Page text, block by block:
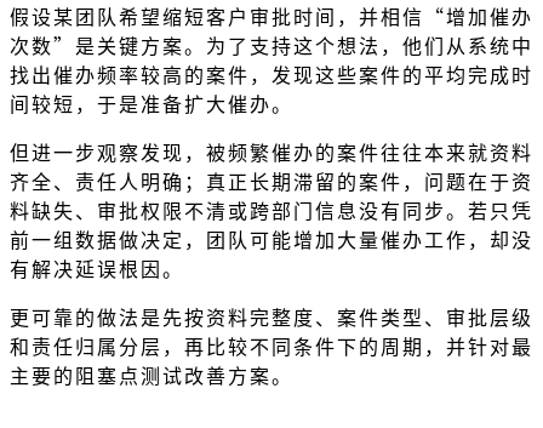
假设某团队希望缩短客户审批时间，并相信“增加催办
次数”是关键方案。为了支持这个想法，他们从系统中
找出催办频率较高的案件，发现这些案件的平均完成时
间较短，于是准备扩大催办。
但进一步观察发现，被频繁催办的案件往往本来就资料
齐全、责任人明确；真正长期滞留的案件，问题在于资
料缺失、审批权限不清或跨部门信息没有同步。若只凭
前一组数据做决定，团队可能增加大量催办工作，却没
有解决延误根因。
更可靠的做法是先按资料完整度、案件类型、审批层级
和责任归属分层，再比较不同条件下的周期，并针对最
主要的阻塞点测试改善方案。